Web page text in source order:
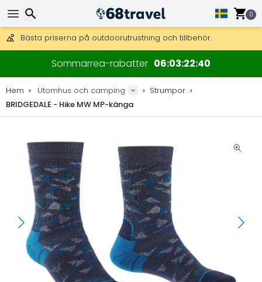
0
DHL Express över natten är också tillgängligt.
30 dagar för retur, 90 dagar för träkartor och dekorationer.
Bästa priserna på outdoorutrustning och tillbehör.
Sommarrea-rabatter 06 03 22 40
Hem Utomhus och camping
Strumpor
BRIDGEDALE - Hike MW MP-känga